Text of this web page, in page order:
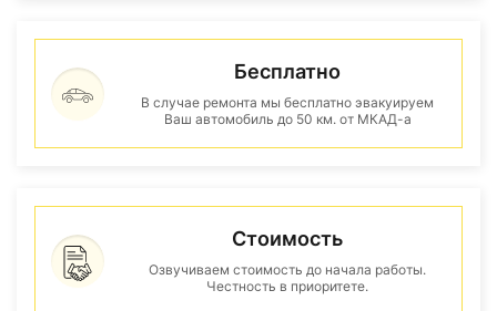
Бесплатно
В случае ремонта мы бесплатно эвакуируем
Ваш автомобиль до 50 км. от МКАД-а
Стоимость
Озвучиваем стоимость до начала работы.
Честность в приоритете.